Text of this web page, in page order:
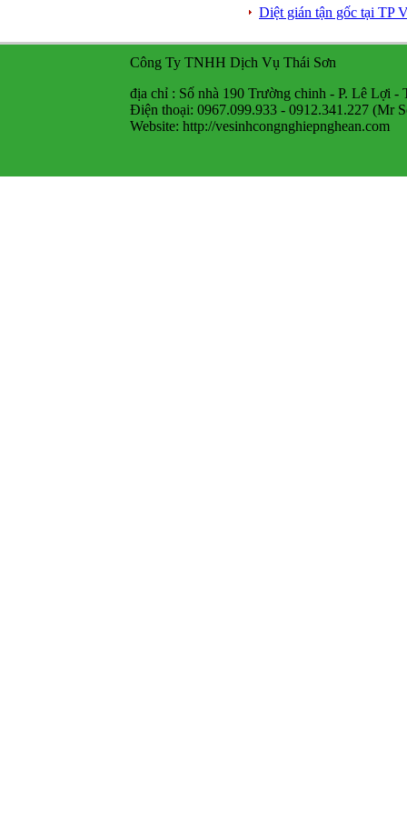
Diệt gián tận gốc tại TP
Công Ty TNHH Dịch Vụ Thái Sơn
địa chỉ : Số nhà 190 Trường chinh - P. Lê Lợi -
Điện thoại: 0967.099.933 - 0912.341.227 (Mr
Website: http://vesinhcongnghiepnghean.com